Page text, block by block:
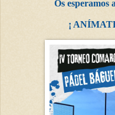
Os esperamos
¡